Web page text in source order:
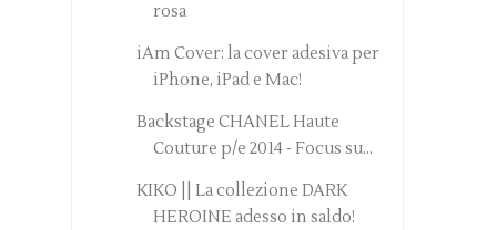
rosa
iAm Cover: la cover adesiva per
iPhone, iPad e Mac!
Backstage CHANEL Haute
Couture p/e 2014 - Focus su...
KIKO || La collezione DARK
HEROINE adesso in saldo!